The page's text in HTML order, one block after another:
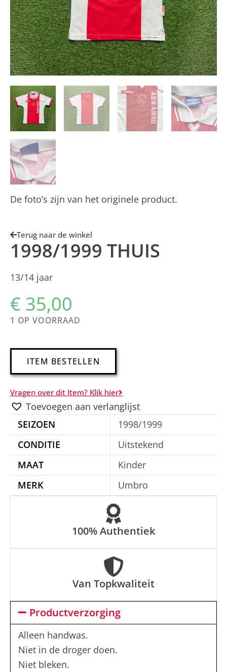
De foto’s zijn van het originele product.
Terug naar de winkel
1998/1999 THUIS
13/14 jaar
€ 35,00
1 OP VOORRAAD
ITEM BESTELLEN
e
r
n
a
t
i
v
e
:
Vragen over dit Item? Klik hier
Toevoegen aan verlanglijst
SEIZOEN
1998/1999
CONDITIE
Uitstekend
MAAT
Kinder
MERK
Umbro
100% Authentiek
Van Topkwaliteit
Productverzorging
Alleen handwas.
Niet in de droger doen.
Niet bleken.